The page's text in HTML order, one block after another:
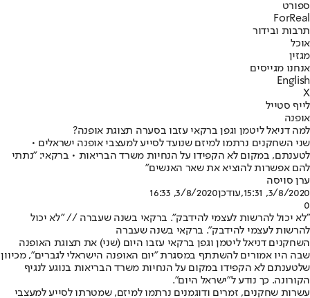
ספורט
ForReal
תרבות ובידור
אוכל
מגזין
אנחנו מגייסים
English
X
לייף סטייל
אופנה
למה דניאל ליטמן וגפן ברקאי עזבו בסערה תצוגת אופנה?
שני השחקנים נרתמו למיזם שנועד לסייע למעצבי אופנה ישראלים •
לטענתם, במקום לא הקפידו על הנחיות משרד הבריאות • ברקאי: "נתתי
להם אפשרות להוציא את שאר האנשים"
ערן סויסה
3/8/2020, 15:31
,עודכן3/8/2020, 16:33
0
"לא יכול להרשות לעצמי להידבק". ברקאי בשנה שעברה // "לא יכול
להרשות לעצמי להידבק". ברקאי בשנה שעברה
השחקנים דניאל ליטמן וגפן ברקאי עזבו היום (שני) את תצוגת האופנה
שבה היו אמורים להשתתף במסגרת "יום האופנה הישראלי לגברים", מכיוון
שלטענתם לא הקפידו במקום על הנחיות משרד הבריאות בנוגע לנגיף
הקורונה. כך נודע ל"ישראל היום".
עשרות שחקנים, זמרים ודוגמנים נרתמו למיזם, שמטרתו לסייע למעצבי